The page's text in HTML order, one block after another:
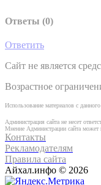
Ответы (0)
Ответить
Сайт не является
Возрастное
Использование материалов с
Администрация сайта не несет
Мнение Администрации сайта может
Контакты
Рекламодателям
Правила сайта
Айхал.инфо © 2026